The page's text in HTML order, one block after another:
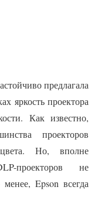
предлагала
яркость проектора
Как известно,
проекторов
Но, вполне
проекторов не
Epson всегда